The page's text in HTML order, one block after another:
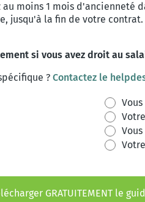
moins 1 mois
la fin de votre
si vous avez droit au
? Contactez le
GRATUITEMENT le